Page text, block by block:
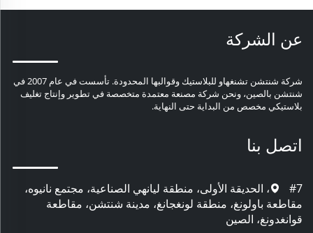
عن الشركة
شركة شنتشن تشنغهاو للبلاستيك وقوالبها المحدودة. تأسست في عام 2007 في
شنتشن بالصين، ونحن شركة مصنعة معتمدة متخصصة في تطوير وإنتاج تغليف
بلاستيكي مخصص من البداية حتى النهاية.
اتصل بنا
#7، الحديقة الأولى، منطقة ليانهي الصناعية، مجتمع نانيوه،
مقاطعة باولونغ، منطقة لونغجانغ، مدينة شنتشن، مقاطعة
قوانغدونغ، الصين